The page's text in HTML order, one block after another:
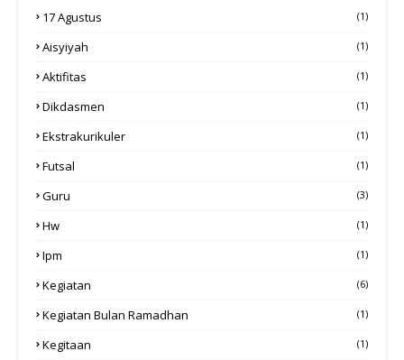
17 Agustus (1)
Aisyiyah (1)
Aktifitas (1)
Dikdasmen (1)
Ekstrakurikuler (1)
Futsal (1)
Guru (3)
Hw (1)
Ipm (1)
Kegiatan (6)
Kegiatan Bulan Ramadhan (1)
Kegitaan (1)